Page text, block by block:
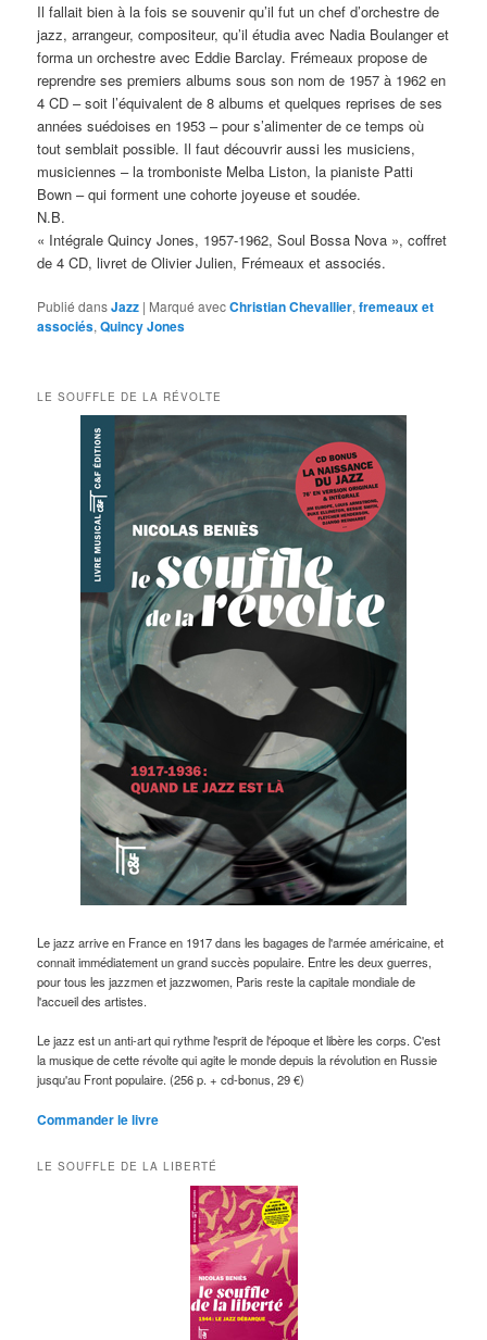
Il fallait bien à la fois se souvenir qu’il fut un chef d’orchestre de
jazz, arrangeur, compositeur, qu’il étudia avec Nadia Boulanger et
forma un orchestre avec Eddie Barclay. Frémeaux propose de
reprendre ses premiers albums sous son nom de 1957 à 1962 en
4 CD – soit l’équivalent de 8 albums et quelques reprises de ses
années suédoises en 1953 – pour s’alimenter de ce temps où
tout semblait possible. Il faut découvrir aussi les musiciens,
musiciennes – la tromboniste Melba Liston, la pianiste Patti
Bown – qui forment une cohorte joyeuse et soudée.
N.B.
« Intégrale Quincy Jones, 1957-1962, Soul Bossa Nova », coffret
de 4 CD, livret de Olivier Julien, Frémeaux et associés.
Publié dansJazz | Marqué avecChristian Chevallier,fremeaux et
associés,Quincy Jones
LE SOUFFLE DE LA RÉVOLTE
Le jazz arrive en France en 1917 dans les bagages de l'armée américaine, et
connait immédiatement un grand succès populaire. Entre les deux guerres,
pour tous les jazzmen et jazzwomen, Paris reste la capitale mondiale de
l'accueil des artistes.
Le jazz est un anti-art qui rythme l'esprit de l'époque et libère les corps. C'est
la musique de cette révolte qui agite le monde depuis la révolution en Russie
jusqu'au Front populaire. (256 p. + cd-bonus, 29 €)
Commander le livre
LE SOUFFLE DE LA LIBERTÉ